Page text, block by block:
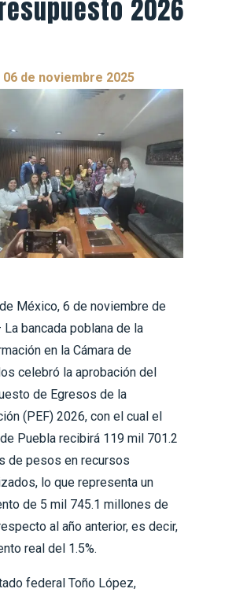
2026
06 de noviembre 2025
México, 6 de noviembre de
bancada poblana de la
en la Cámara de
celebró la aprobación del
de Egresos de la
(PEF) 2026, con el cual el
Puebla recibirá 119 mil 701.2
de pesos en recursos
lo que representa un
de 5 mil 745.1 millones de
al año anterior, es decir,
real del 1.5%.
federal Toño López,